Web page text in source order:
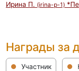
Ирина П. (irina-p-1)
Награды за
Участник